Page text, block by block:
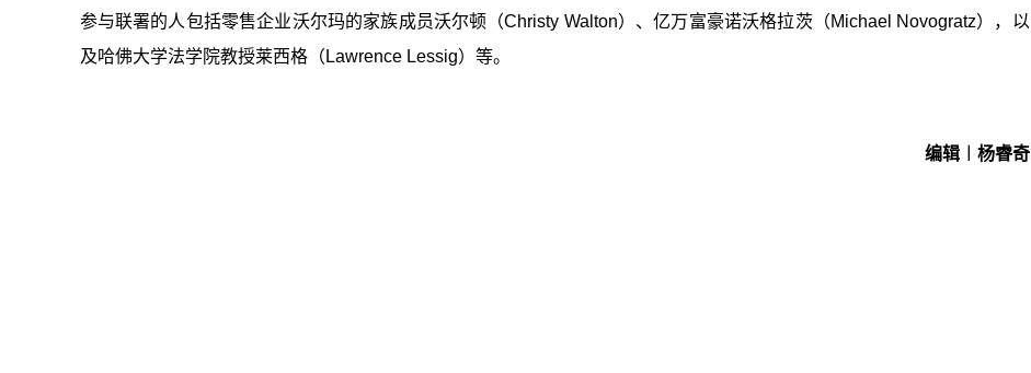
参与联署的人包括零售企业沃尔玛的家族成员沃尔顿（Christy Walton）、亿万富豪诺沃格拉茨（Michael Novogratz），以
及哈佛大学法学院教授莱西格（Lawrence Lessig）等。
编辑︱杨睿奇